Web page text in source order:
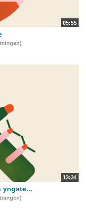
05:55
13:34
yngste...